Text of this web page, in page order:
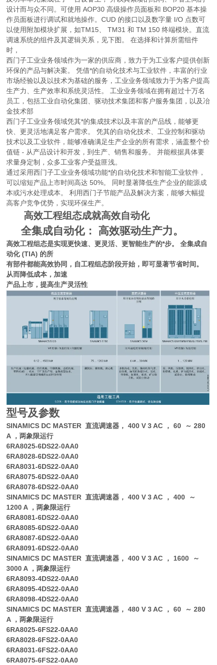
设计而与众不同。可使用 AOP30 高级操作员面板和 BOP20 基本操
作员面板进行调试和就地操作。CUD 的接口以及数字量 I/O 点数可
以使用附加模块扩展，如TM15、 TM31 和 TM 150 终端模块。直流
调速系统的组件及其逻辑关系，见下图。 在选择和计算所需组件
时，
西门子工业业务领域作为一家的供应商，致力于为工业客户提供创新
环保的产品与解决案。 凭借*的自动化技术与工业软件，丰富的行业
市场经验以及以技术为基础的服务，工业业务领域致力于为客户提高
生产力、生产效率和系统灵活性。 工业业务领域在拥有超过十万名
员工，包括工业自动化集团、驱动技术集团和客户服务集团，以及冶
金技术部
西门子工业业务领域凭其*的集成技术以及丰富的产品线，能够更
快、更灵活地满足客户需求。 凭其的自动化技术、工业控制和驱动
技术以及工业软件，能够准确满足生产企业的所有需求，涵盖整个价
值链 - 从产品设计和开发，到生产、销售和服务。 并能根据具体要
求量身定制，众多工业客户受益匪浅。
通过采用西门子工业业务领域功能*的自动化技术和智能工业软件，
可以缩短产品上市时间高达 50%。 同时显著降低生产企业的能源成
本或污水处理成本。 利用西门子节能产品及解决方案，能够大幅提
高客户竞争优势，实现环保生产。
高效工程组态成就高效自动化
全集成自动化： 高效驱动生产力。
高效工程组态是实现更快速、更灵活、更智能生产的*步。 全集成自
动化 (TIA) 的所
有部件都能高效协同，自工程组态阶段开始，即可显著节省时间。
从而降低成本，加速
产品上市，提高生产灵活性
型号及参数
SINAMICS DC MASTER 直流调速器， 400 V 3 AC ， 60 ～ 280
A ，两象限运行
6RA8025-6DS22-0AA0
6RA8028-6DS22-0AA0
6RA8031-6DS22-0AA0
6RA8075-6DS22-0AA0
6RA8078-6DS22-0AA0
SINAMICS DC MASTER 直流调速器， 400 V 3 AC ， 400 ～
1200 A ，两象限运行
6RA8081-6DS22-0AA0
6RA8085-6DS22-0AA0
6RA8087-6DS22-0AA0
6RA8091-6DS22-0AA0
SINAMICS DC MASTER 直流调速器， 400 V 3 AC ， 1600 ～
3000 A ，两象限运行
6RA8093-4DS22-0AA0
6RA8095-4DS22-0AA0
6RA8098-4DS22-0AA0
SINAMICS DC MASTER 直流调速器， 480 V 3 AC ， 60 ～ 280
A ，两象限运行
6RA8025-6FS22-0AA0
6RA8028-6FS22-0AA0
6RA8031-6FS22-0AA0
6RA8075-6FS22-0AA0